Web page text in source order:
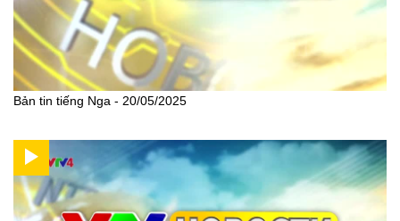
Bản tin tiếng Nga - 20/05/2025